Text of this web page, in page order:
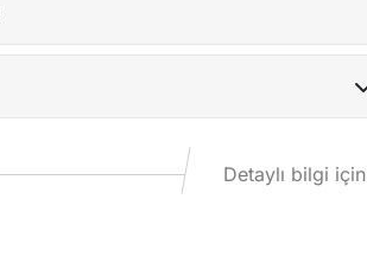
Detaylı bilgi için